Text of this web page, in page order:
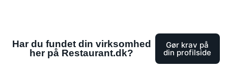
Har du fundet din virksomhed
her på Restaurant.dk?
Gør krav på
din profilside